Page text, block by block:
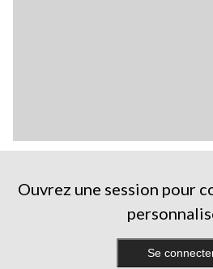
Ouvrez une session pour
Se